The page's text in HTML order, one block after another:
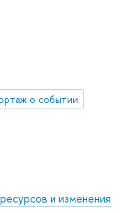
о событии
и изменения